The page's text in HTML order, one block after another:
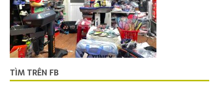
TÌM TRÊN FB